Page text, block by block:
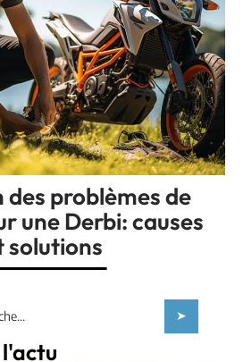
des problèmes de
une Derbi: causes
solutions